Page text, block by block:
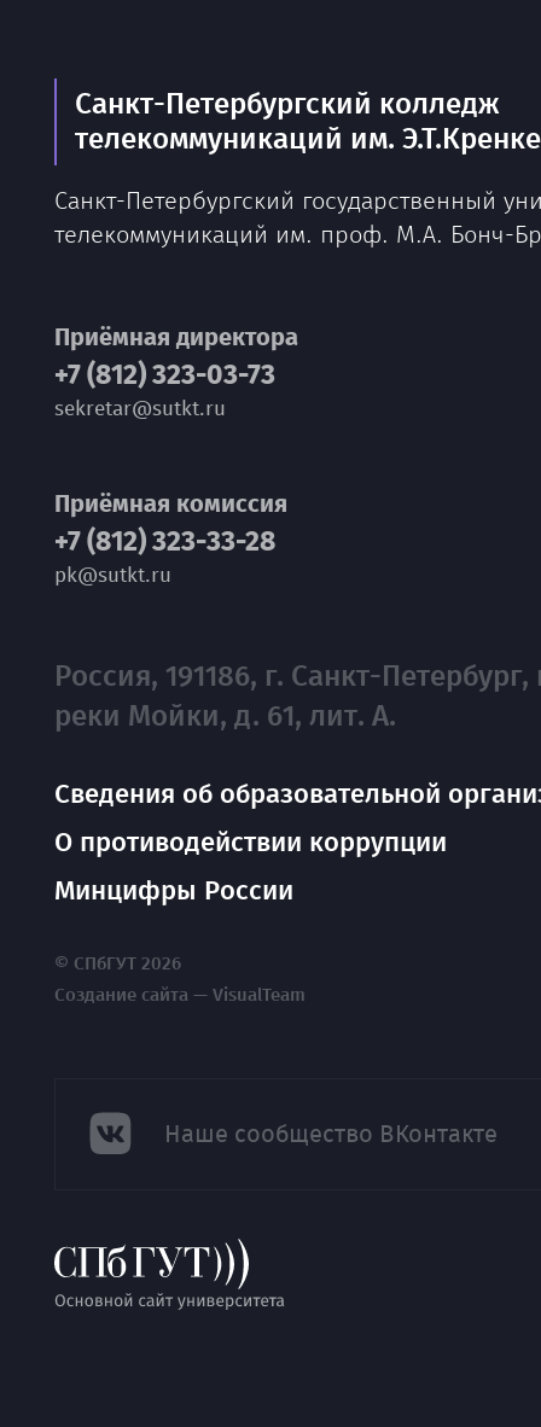
Санкт-Петербургский колледж
телекоммуникаций им.
Санкт-Петербургский государственный
телекоммуникаций им. проф. М.А. Бонч-
Приёмная директора
+7 (812) 323-03-73
sekretar@sutkt.ru
Приёмная комиссия
+7 (812) 323-33-28
pk@sutkt.ru
Россия, 191186, г. Санкт-Петербург,
реки Мойки, д. 61, лит. А.
Сведения об образовательной
О противодействии коррупции
Минцифры России
© СПбГУТ 2026
Создание сайта — VisualTeam
Наше сообщество ВКонтакте